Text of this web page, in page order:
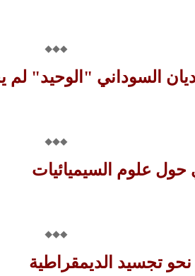
السوداني "الوحيد" لم
حول علوم السيميائيات
تجسيد الديمقراطية